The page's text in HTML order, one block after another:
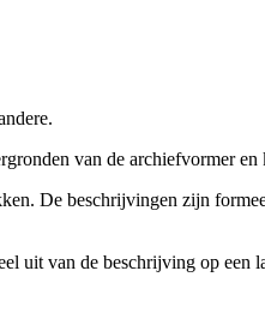
van de archiefvormer
De beschrijvingen zijn
van de beschrijving op een